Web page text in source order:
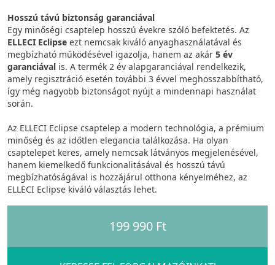
Hosszú távú biztonság garanciával
Egy minőségi csaptelep hosszú évekre szóló befektetés. Az
ELLECI Eclipse ezt nemcsak kiváló anyaghasználatával és
megbízható működésével igazolja, hanem az akár 5 év
garanciával is. A termék 2 év alapgaranciával rendelkezik,
amely regisztráció esetén további 3 évvel meghosszabbítható,
így még nagyobb biztonságot nyújt a mindennapi használat
során.
Az ELLECI Eclipse csaptelep a modern technológia, a prémium
minőség és az időtlen elegancia találkozása. Ha olyan
csaptelepet keres, amely nemcsak látványos megjelenésével,
hanem kiemelkedő funkcionalitásával és hosszú távú
megbízhatóságával is hozzájárul otthona kényelméhez, az
ELLECI Eclipse kiváló választás lehet.
199 990 Ft